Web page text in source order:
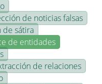
de noticias falsas
de sátira
de entidades
de relaciones